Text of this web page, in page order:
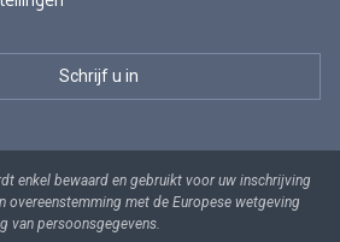
enkel bewaard en gebruikt voor uw inschrijving
overeenstemming met de Europese wetgeving
van persoonsgegevens.